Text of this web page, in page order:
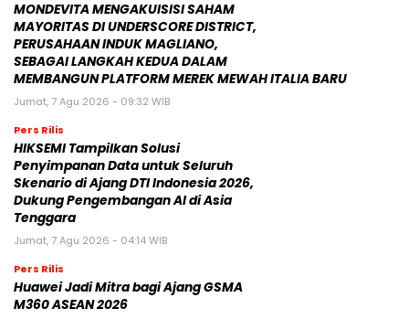
MONDEVITA MENGAKUISISI SAHAM
MAYORITAS DI UNDERSCORE DISTRICT,
PERUSAHAAN INDUK MAGLIANO,
SEBAGAI LANGKAH KEDUA DALAM
MEMBANGUN PLATFORM MEREK MEWAH ITALIA BARU
Jumat, 7 Agu 2026 - 09:32 WIB
Pers Rilis
HIKSEMI Tampilkan Solusi
Penyimpanan Data untuk Seluruh
Skenario di Ajang DTI Indonesia 2026,
Dukung Pengembangan AI di Asia
Tenggara
Jumat, 7 Agu 2026 - 04:14 WIB
Pers Rilis
Huawei Jadi Mitra bagi Ajang GSMA
M360 ASEAN 2026